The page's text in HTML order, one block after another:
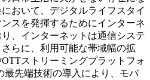
おいて、デジタルライフスタイ
スを発揮するためにインターネ
、インターネットは通信システ
らに、利用可能な帯域幅の拡
ストリーミングプラットフォ
最先端技術の導入により、モバ